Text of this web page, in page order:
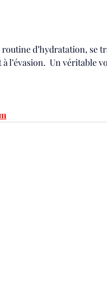
d’hydratation, se
l’évasion.  Un véritable